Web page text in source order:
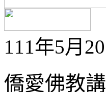
111年5月
僑愛佛教